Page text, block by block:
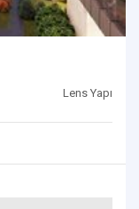
Lens Yapı